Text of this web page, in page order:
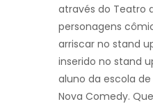
através do Teatro
personagens
arriscar no stand
inserido no stand
aluno da escola
Nova Comedy.